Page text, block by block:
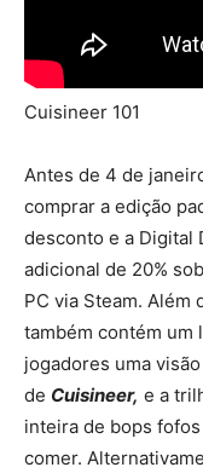
Cuisineer 101
Antes de 4 de
comprar a edição
desconto e a Digital
adicional de 20%
PC via Steam. Além
também contém um
jogadores uma
de Cuisineer, e a
inteira de bops
comer.